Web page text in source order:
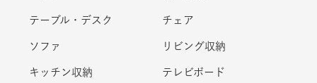
テーブル・デスク チェア
ソファ リビング収納
キッチン収納 テレビボード